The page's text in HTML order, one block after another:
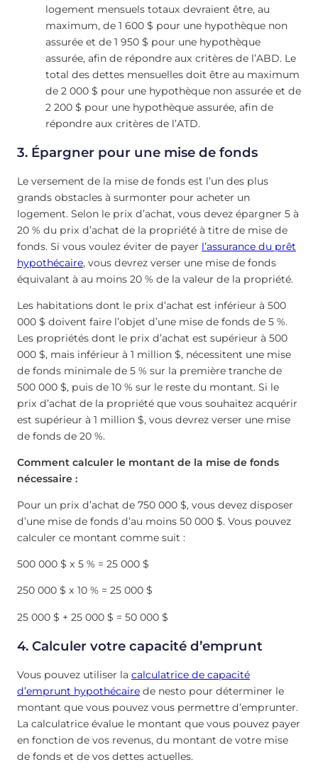
logement mensuels totaux devraient être, au
maximum, de 1 600 $ pour une hypothèque non
assurée et de 1 950 $ pour une hypothèque
assurée, afin de répondre aux critères de l’ABD. Le
total des dettes mensuelles doit être au maximum
de 2 000 $ pour une hypothèque non assurée et de
2 200 $ pour une hypothèque assurée, afin de
répondre aux critères de l’ATD.
3. Épargner pour une mise de fonds
Le versement de la mise de fonds est l’un des plus
grands obstacles à surmonter pour acheter un
logement. Selon le prix d’achat, vous devez épargner 5 à
20 % du prix d’achat de la propriété à titre de mise de
fonds. Si vous voulez éviter de payer l’assurance du prêt
hypothécaire, vous devrez verser une mise de fonds
équivalant à au moins 20 % de la valeur de la propriété.
Les habitations dont le prix d’achat est inférieur à 500
000 $ doivent faire l’objet d’une mise de fonds de 5 %.
Les propriétés dont le prix d’achat est supérieur à 500
000 $, mais inférieur à 1 million $, nécessitent une mise
de fonds minimale de 5 % sur la première tranche de
500 000 $, puis de 10 % sur le reste du montant. Si le
prix d’achat de la propriété que vous souhaitez acquérir
est supérieur à 1 million $, vous devrez verser une mise
de fonds de 20 %.
Comment calculer le montant de la mise de fonds
nécessaire :
Pour un prix d’achat de 750 000 $, vous devez disposer
d’une mise de fonds d’au moins 50 000 $. Vous pouvez
calculer ce montant comme suit :
500 000 $ x 5 % = 25 000 $
250 000 $ x 10 % = 25 000 $
25 000 $ + 25 000 $ = 50 000 $
4. Calculer votre capacité d’emprunt
Vous pouvez utiliser la calculatrice de capacité
d’emprunt hypothécaire de nesto pour déterminer le
montant que vous pouvez vous permettre d’emprunter.
La calculatrice évalue le montant que vous pouvez payer
en fonction de vos revenus, du montant de votre mise
de fonds et de vos dettes actuelles.